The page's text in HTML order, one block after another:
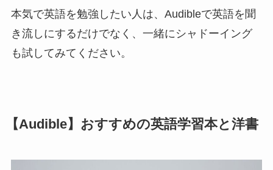
本気で英語を勉強したい人は、Audibleで英語を聞
き流しにするだけでなく、一緒にシャドーイング
も試してみてください。
【Audible】おすすめの英語学習本と洋書